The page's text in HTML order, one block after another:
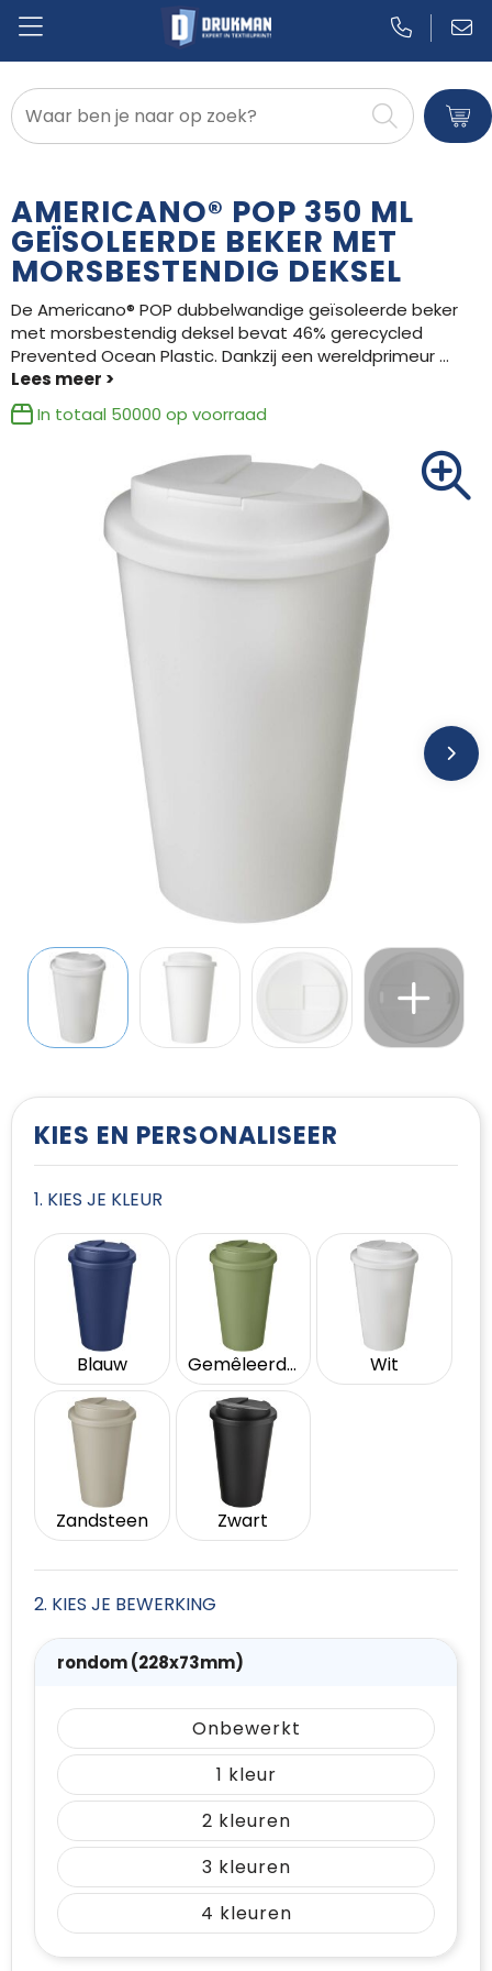
Badtextiel en Douche
Bodywarmers
Broeken en Rokken
Caps, Hoeden en Mutsen
Dekens, Fleecedekens en Kussens
Handschoenen en Sjaals
Kledingaccessoires
Ondergoed, Sokken en Nachtkleding
Overhemden
Peuters en Baby's
T-Shirts
Vesten
AMERICANO® POP 350 ML
GEÏSOLEERDE BEKER MET
MORSBESTENDIG DEKSEL
De Americano® POP dubbelwandige geïsoleerde beker
met morsbestendig deksel bevat 46% gerecycled
Prevented Ocean Plastic. Dankzij een wereldprimeur...
In totaal 50000 op voorraad
KIES EN PERSONALISEER
1. KIES JE KLEUR
Blauw Gemêleerd groen Wit
Zandsteen Zwart
2. KIES JE BEWERKING
rondom (228x73mm)
Onbewerkt
1
2
3
4